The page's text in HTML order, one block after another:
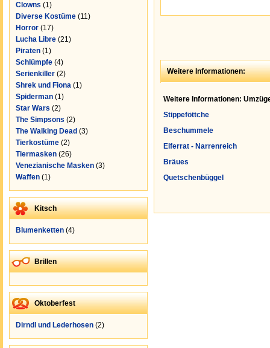
Clowns (1)
Diverse Kostüme (11)
Horror (17)
Lucha Libre (21)
Piraten (1)
Schlümpfe (4)
Serienkiller (2)
Shrek und Fiona (1)
Spiderman (1)
Star Wars (2)
The Simpsons (2)
The Walking Dead (3)
Tierkostüme (2)
Tiermasken (26)
Venezianische Masken (3)
Waffen (1)
Kitsch
Blumenketten (4)
Brillen
Oktoberfest
Dirndl und Lederhosen (2)
Weitere Informationen:
Weitere Informationen:
Stippeföttche
Beschummele
Elferrat - Narrenreich
Bräues
Quetschenbüggel